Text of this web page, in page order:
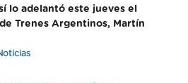
lo adelantó este jueves el
Trenes Argentinos, Martín